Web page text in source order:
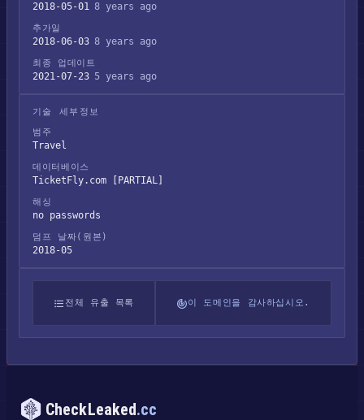
2018-05-01 8 years ago
추가일
2018-06-03 8 years ago
최종 업데이트
2021-07-23 5 years ago
기술 세부정보
범주
Travel
데이터베이스
TicketFly.com [PARTIAL]
해싱
no passwords
덤프 날짜(원본)
2018-05
전체 유출 목록 이 도메인을 감사하십시오.
CheckLeaked.cc